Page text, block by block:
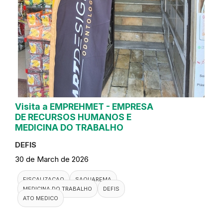
Visita a EMPREHMET - EMPRESA
DE RECURSOS HUMANOS E
MEDICINA DO TRABALHO
DEFIS
30 de March de 2026
FISCALIZACAO
SAQUAREMA
MEDICINA DO TRABALHO
DEFIS
ATO MEDICO